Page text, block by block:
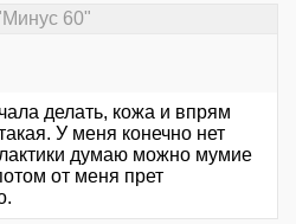
60"
делать, кожа и впрям
У меня конечно нет
думаю можно мумие
от меня прет